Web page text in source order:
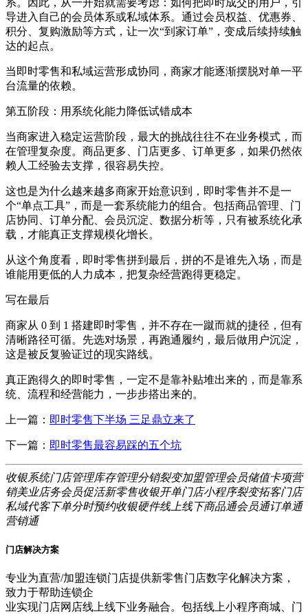
导进入自己的会员体系或私域体系。通过会员权益、优惠券、
积分、复购激励等方式，让一次“到家订单”，变成后续持续触
达的起点。
当即时零售和私域运营形成协同，商家才能逐渐摆脱对单一平
台流量的依赖。
第五阶段：用系统化能力降低试错成本
当商家进入稳定运营阶段，最大的挑战往往不在业务模式，而
在管理复杂度。商品更多、门店更多、订单更多，如果仍然依
赖人工经验去支撑，很容易失控。
这也是为什么越来越多商家开始意识到，即时零售并不是一
个“单点工具”，而是一套系统能力的组合。包括商品管理、门
店协同、订单分配、会员沉淀、数据分析等，只有被系统化承
载，才能真正支撑规模化增长。
从这个角度看，即时零售拼到最后，拼的不是谁先入场，而是
谁能用更低的人力成本，把复杂经营跑得更稳定。
写在最后
商家从 0 到 1 搭建即时零售，并不存在一蹴而就的捷径，但有
清晰路径可循。先选对场景，再跑通履约，最后做用户沉淀，
这是被反复验证过的现实路线。
真正跑得久的即时零售，一定不是靠补贴堆出来的，而是靠系
统、流程和经营能力，一步步搭出来的。
上一篇： 即时零售下半场 三足鼎立来了
下一篇： 即时零售最容易踩的五个坑
收银系统门店管理库存管理分销裂变加盟管理会员储值卡项营
销美业店务会员促活新零售收银开单门店小程序裂变拓客门店
私域代客下单分时预约收银硬件线上线下商品通会员通订单通
营销通
门店解决方案
专业为直营/加盟连锁门店提供新零售门店数字化解决方案，
致力于帮助连锁企
业实现门店网店线上线下业务融合。包括线上小程序商城、门